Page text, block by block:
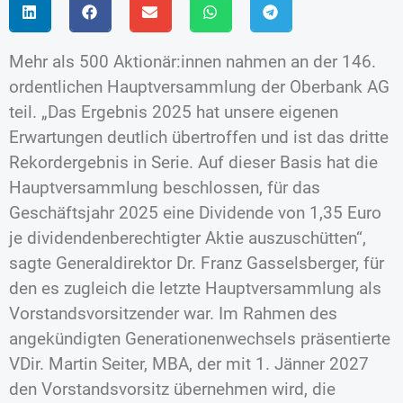
Mehr als 500 Aktionär:innen nahmen an der 146.
ordentlichen Hauptversammlung der Oberbank AG
teil. „Das Ergebnis 2025 hat unsere eigenen
Erwartungen deutlich übertroffen und ist das dritte
Rekordergebnis in Serie. Auf dieser Basis hat die
Hauptversammlung beschlossen, für das
Geschäftsjahr 2025 eine Dividende von 1,35 Euro
je dividendenberechtigter Aktie auszuschütten“,
sagte Generaldirektor Dr. Franz Gasselsberger, für
den es zugleich die letzte Hauptversammlung als
Vorstandsvorsitzender war. Im Rahmen des
angekündigten Generationenwechsels präsentierte
VDir. Martin Seiter, MBA, der mit 1. Jänner 2027
den Vorstandsvorsitz übernehmen wird, die